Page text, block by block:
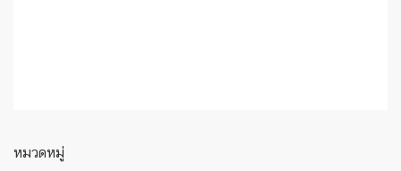
หมวดหมู่